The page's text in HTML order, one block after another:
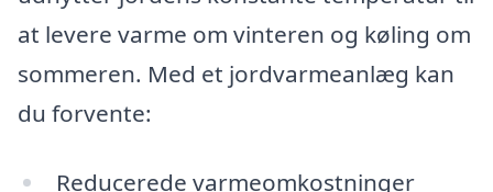
at levere varme om vinteren og køling om
sommeren. Med et jordvarmeanlæg kan
du forvente:
Reducerede varmeomkostninger